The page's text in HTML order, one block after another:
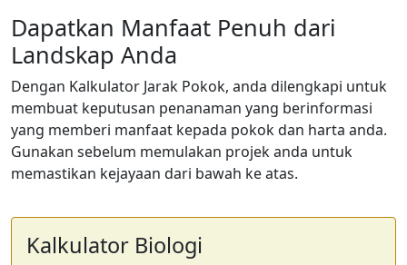
Dapatkan Manfaat Penuh dari
Landskap Anda
Dengan Kalkulator Jarak Pokok, anda dilengkapi untuk
membuat keputusan penanaman yang berinformasi
yang memberi manfaat kepada pokok dan harta anda.
Gunakan sebelum memulakan projek anda untuk
memastikan kejayaan dari bawah ke atas.
Kalkulator Biologi